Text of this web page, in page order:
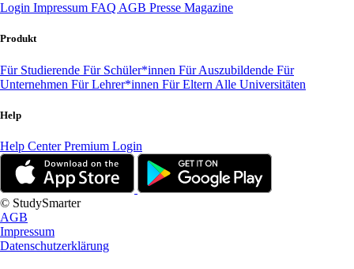
Login Impressum FAQ AGB Presse Magazine
Produkt
Für Studierende Für Schüler*innen Für Auszubildende Für
Unternehmen Für Lehrer*innen Für Eltern Alle Universitäten
Help
Help CenterPremium Login
© StudySmarter
AGB
Impressum
Datenschutzerklärung